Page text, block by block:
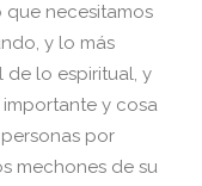
necesitamos
y lo más
de lo espiritual, y
y cosa
por
mechones de su